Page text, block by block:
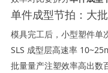
单件成型节拍：大
模具完工后，小型塑件单
SLS 成型层高速率
批量量产注塑效率高出数